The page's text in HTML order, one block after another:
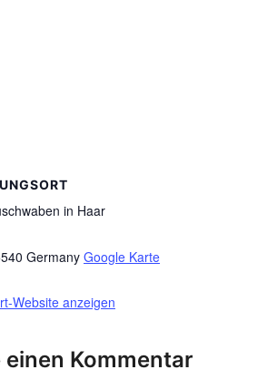
in Haar
Germany Google Karte
Website anzeigen
einen Kommentar